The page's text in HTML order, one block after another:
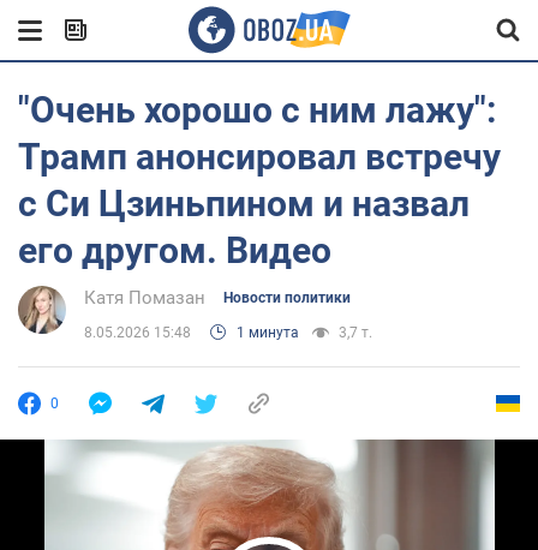
"Очень хорошо с ним лажу":
Трамп анонсировал встречу
с Си Цзиньпином и назвал
его другом. Видео
Катя Помазан Новости политики
8.05.2026 15:48 1 минута 3,7 т.
0